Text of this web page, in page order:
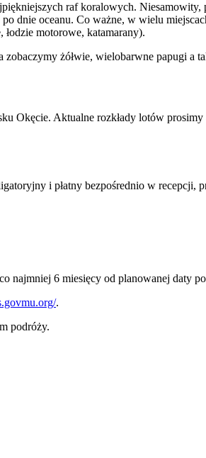
raf koralowych.
dnie oceanu. Co ważne, w wielu
motorowe, katamarany).
żółwie, wielobarwne papugi a
Okęcie. Aktualne rozkłady lotów
i płatny bezpośrednio w
najmniej 6 miesięcy od planowanej daty
. ​
podróży.